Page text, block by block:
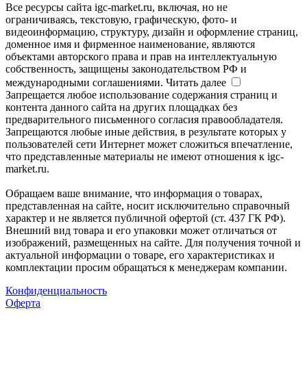
Все ресурсы сайта igc-market.ru, включая, но не
ограничиваясь, текстовую, графическую, фото- и
видеоинформацию, структуру, дизайн и оформление страниц,
доменное имя и фирменное наименование, являются
объектами авторского права и прав на интеллектуальную
собственность, защищены законодательством РФ и
международными соглашениями. Читать далее
Запрещается любое использование содержания страниц и
контента данного сайта на других площадках без
предварительного письменного согласия правообладателя.
Запрещаются любые иные действия, в результате которых у
пользователей сети Интернет может сложиться впечатление,
что представленные материалы не имеют отношения к igc-
market.ru.
Обращаем ваше внимание, что информация о товарах,
представленная на сайте, носит исключительно справочный
характер и не является публичной офертой (ст. 437 ГК РФ).
Внешний вид товара и его упаковки может отличаться от
изображений, размещенных на сайте. Для получения точной и
актуальной информации о товаре, его характеристиках и
комплектации просим обращаться к менеджерам компании.
Конфиденциальность
Оферта